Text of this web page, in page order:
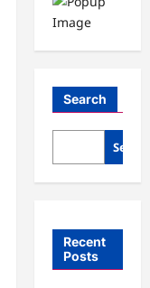
Search
Recent
Posts